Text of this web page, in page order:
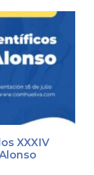
XXXIV